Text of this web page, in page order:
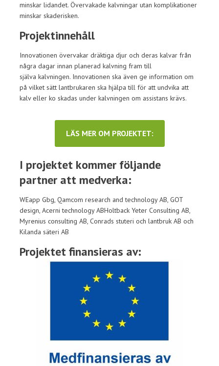
minskar lidandet. Övervakade kalvningar utan komplikationer
minskar skaderisken.
Projektinnehåll
Innovationen övervakar dräktiga djur och deras kalvar från
några dagar innan planerad kalvning fram till
själva kalvningen. Innovationen ska även ge information om
på vilket sätt lantbrukaren ska hjälpa till för att undvika att
kalv eller ko skadas under kalvningen om assistans krävs.
LÄS MER OM PROJEKTET:
I projektet kommer följande
partner att medverka:
WEapp Gbg, Qamcom research and technology AB, GOT
design, Acerni technology ABHoltback Yeter Consulting AB,
Myrenius consulting AB, Conrads stuteri och lantbruk AB och
Kilanda säteri AB
Projektet finansieras av: